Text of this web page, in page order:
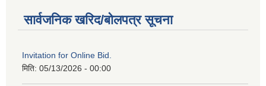
सार्वजनिक खरिद/बोलपत्र सूचना
Invitation for Online Bid.
मिति: 05/13/2026 - 00:00